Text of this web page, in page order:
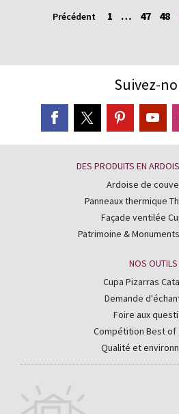
Précédent 1 … 47 48
Suivez-
DES PRODUITS EN
Ardoise de
Panneaux thermique
Façade ventilée
Patrimoine &
NOS OUTILS
Cupa Pizarras
Demande
Foire aux
Compétition Best of
Qualité et